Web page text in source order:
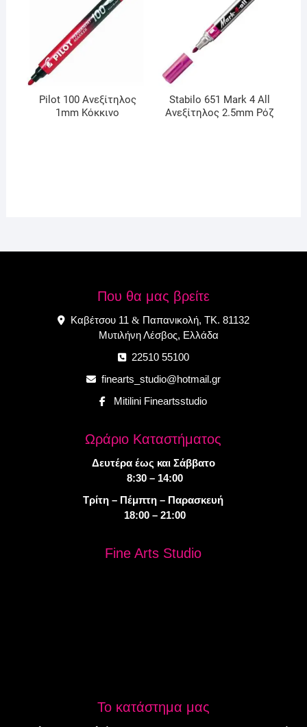
Pilot 100 Ανεξίτηλος
1mm Κόκκινο
Stabilo 651 Mark 4 All
Ανεξίτηλος 2.5mm Ρόζ
Που θα μας βρείτε
Καβέτσου 11 &Παπανικολή, ΤΚ. 81132
Μυτιλήνη Λέσβος, Ελλάδα
22510 55100
finearts_studio@hotmail.gr
Mitilini Fineartsstudio
Ωράριο Καταστήματος
Δευτέρα έως και Σάββατο
8:30 – 14:00
Τρίτη – Πέμπτη – Παρασκευή
18:00 – 21:00
Fine Arts Studio
Το κατάστημα μας